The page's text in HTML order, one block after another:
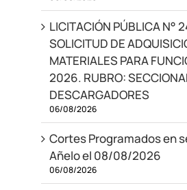
LICITACIÓN PÚBLICA N°
SOLICITUD DE
MATERIALES PARA
2026. RUBRO:
DESCARGADORES
06/08/2026
Cortes Programados en
Añelo el 08/08/2026
06/08/2026